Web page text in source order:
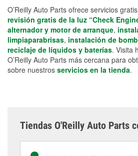
O’Reilly Auto Parts ofrece servicios
revisión gratis de la luz “Check
alternador y motor de arranque,
limpiaparabrisas, instalación de
reciclaje de líquidos y baterías. Visita
O’Reilly Auto Parts más cercana para
sobre nuestros servicios en la tienda.
Tiendas O'Reilly Auto Parts